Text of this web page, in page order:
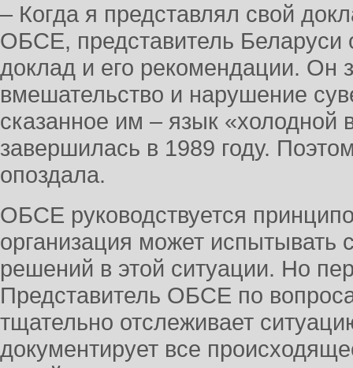
– Когда я представлял свой
ОБСЕ, представитель Беларуси
доклад и его рекомендации. Он
вмешательство и нарушение
сказанное им – язык «холодной
завершилась в 1989 году.
опоздала.
ОБСЕ руководствуется
организация может испытывать
решений в этой ситуации. Но
Представитель ОБСЕ по
тщательно отслеживает
документирует все